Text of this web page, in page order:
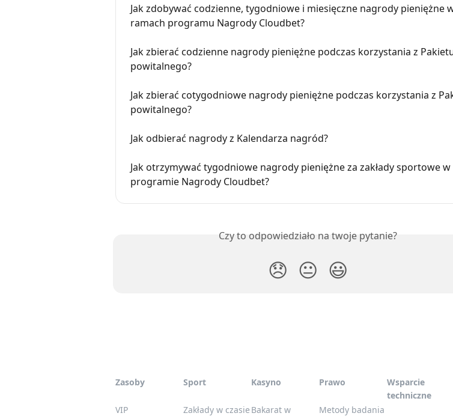
Jak zdobywać codzienne, tygodniowe i miesięczne nagrody pieniężne
ramach programu Nagrody Cloudbet?
Jak zbierać codzienne nagrody pieniężne podczas korzystania z
powitalnego?
Jak zbierać cotygodniowe nagrody pieniężne podczas korzystania z
powitalnego?
Jak odbierać nagrody z Kalendarza nagród?
Jak otrzymywać tygodniowe nagrody pieniężne za zakłady sportowe w
programie Nagrody Cloudbet?
Czy to odpowiedziało na twoje pytanie?
😞 😐 😃
Zasoby
VIP
Sport
Zakłady w czasie
Kasyno
Bakarat w
Prawo
Metody badania
Wsparcie
techniczne